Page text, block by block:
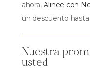
ahora, Alinee con
un descuento hasta
Nuestra
usted